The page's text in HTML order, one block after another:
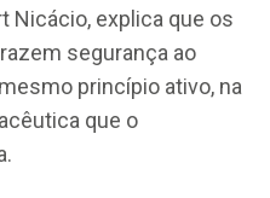
Nicácio, explica que os
segurança ao
princípio ativo, na
que o